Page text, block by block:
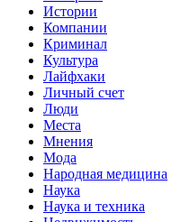
Истории
Компании
Криминал
Культура
Лайфхаки
Личный счет
Люди
Места
Мнения
Мода
Народная медицина
Наука
Наука и техника